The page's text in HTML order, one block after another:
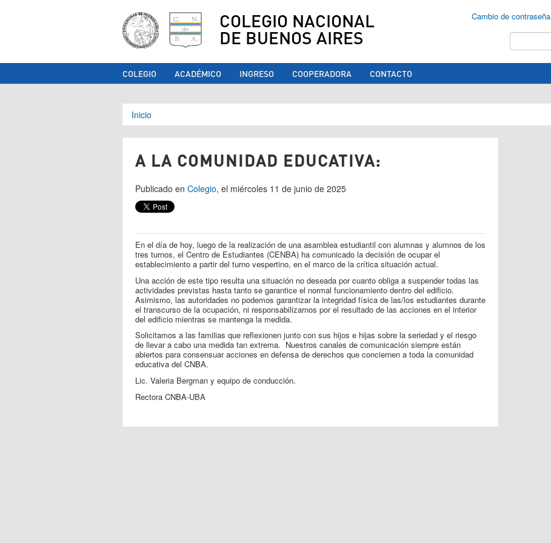
COLEGIO NACIONAL
DE BUENOS AIRES
Cambio de contraseña
COLEGIO ACADÉMICO INGRESO COOPERADORA CONTACTO
Se encuentra usted aquí
Inicio
A LA COMUNIDAD EDUCATIVA:
Publicado en Colegio, el miércoles 11 de junio de 2025
En el día de hoy, luego de la realización de una asamblea estudiantil con alumnas y alumnos de los
tres turnos, el Centro de Estudiantes (CENBA) ha comunicado la decisión de ocupar el
establecimiento a partir del turno vespertino, en el marco de la crítica situación actual.
Una acción de este tipo resulta una situación no deseada por cuanto obliga a suspender todas las
actividades previstas hasta tanto se garantice el normal funcionamiento dentro del edificio.
Asimismo, las autoridades no podemos garantizar la integridad física de las/los estudiantes durante
el transcurso de la ocupación, ni responsabilizarnos por el resultado de las acciones en el interior
del edificio mientras se mantenga la medida.
Solicitamos a las familias que reflexionen junto con sus hijos e hijas sobre la seriedad y el riesgo
de llevar a cabo una medida tan extrema. Nuestros canales de comunicación siempre están
abiertos para consensuar acciones en defensa de derechos que conciernen a toda la comunidad
educativa del CNBA.
Lic. Valeria Bergman y equipo de conducción.
Rectora CNBA-UBA